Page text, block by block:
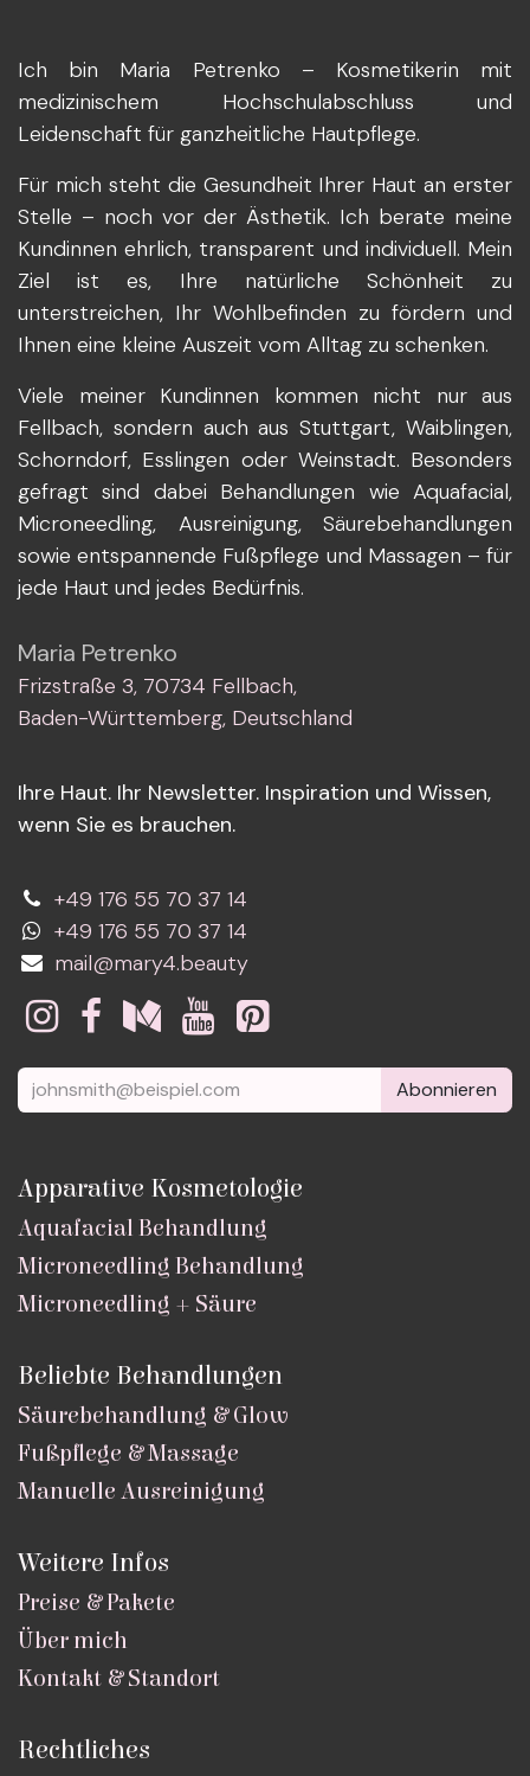
Ich bin Maria Petrenko – Kosmetikerin mit
medizinischem Hochschulabschluss und
Leidenschaft für ganzheitliche Hautpflege.
Für mich steht die Gesundheit Ihrer Haut an erster
Stelle – noch vor der Ästhetik. Ich berate meine
Kundinnen ehrlich, transparent und individuell. Mein
Ziel ist es, Ihre natürliche Schönheit zu
unterstreichen, Ihr Wohlbefinden zu fördern und
Ihnen eine kleine Auszeit vom Alltag zu schenken.
Viele meiner Kundinnen kommen nicht nur aus
Fellbach, sondern auch aus Stuttgart, Waiblingen,
Schorndorf, Esslingen oder Weinstadt. Besonders
gefragt sind dabei Behandlungen wie Aquafacial,
Microneedling, Ausreinigung, Säurebehandlungen
sowie entspannende Fußpflege und Massagen – für
jede Haut und jedes Bedürfnis.
Maria Petrenko
Frizstraße 3, 70734 Fellbach,
Baden-Württemberg, Deutschland
Ihre Haut. Ihr Newsletter. Inspiration und Wissen,
wenn Sie es brauchen.
+49 176 55 70 37 14
+49 176 55 70 37 14
mail@mary4.beauty
Abonnieren
Apparative Kosmetologie
Aquafacial Behandlung
Microneedling Behandlung
Microneedling + Säure
Beliebte Behandlungen
Säurebehandlung & Glow
Fußpflege & Massage
Manuelle Ausreinigung
Weitere Infos
Preise & Pakete
Über mich
Kontakt & Standort
Rechtliches